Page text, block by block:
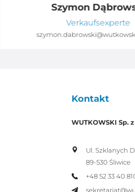
Szymon
Verkaufsexperte
Kontakt
WUTKOWSKI Sp.
Ul. Szklanych
89-530 Śliwice
+48 52 33 40